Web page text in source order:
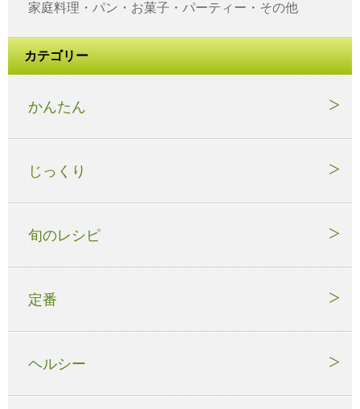
家庭料理・パン・お菓子・パーティー・その他
カテゴリー
かんたん
じっくり
旬のレシピ
定番
ヘルシー